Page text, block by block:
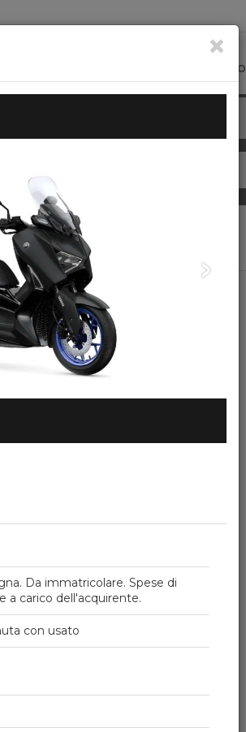
NUOVO
×
›
Da immatricolare. Spese di
a carico dell'acquirente.
con usato